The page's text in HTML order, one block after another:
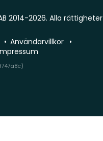
2014-2026. Alla rättigheter
Användarvillkor